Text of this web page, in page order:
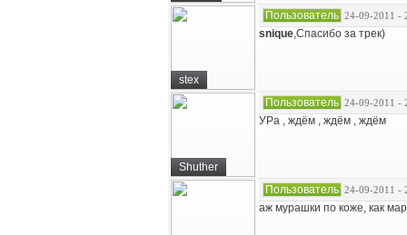
stex
Пользователь 24-09-2011 -
snique,Спасибо за трек)
Shuther
Пользователь 24-09-2011 -
УРа , ждём , ждём , ждём
Пользователь 24-09-2011 -
аж мурашки по коже, как